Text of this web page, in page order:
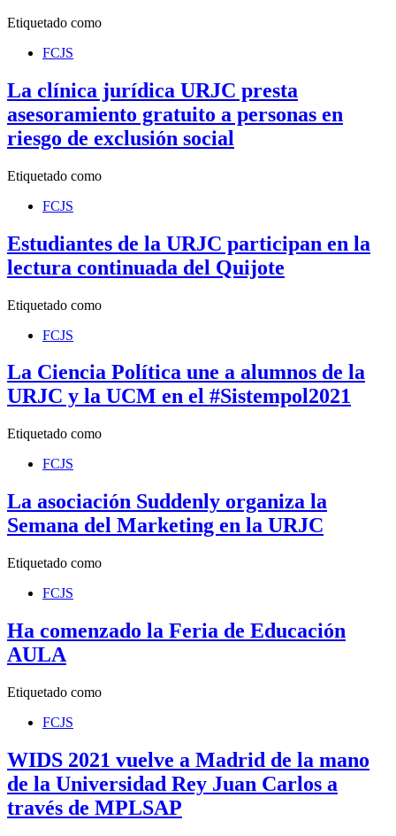
Etiquetado como
FCJS
La clínica jurídica URJC presta
asesoramiento gratuito a personas en
riesgo de exclusión social
Etiquetado como
FCJS
Estudiantes de la URJC participan en la
lectura continuada del Quijote
Etiquetado como
FCJS
La Ciencia Política une a alumnos de la
URJC y la UCM en el #Sistempol2021
Etiquetado como
FCJS
La asociación Suddenly organiza la
Semana del Marketing en la URJC
Etiquetado como
FCJS
Ha comenzado la Feria de Educación
AULA
Etiquetado como
FCJS
WIDS 2021 vuelve a Madrid de la mano
de la Universidad Rey Juan Carlos a
través de MPLSAP